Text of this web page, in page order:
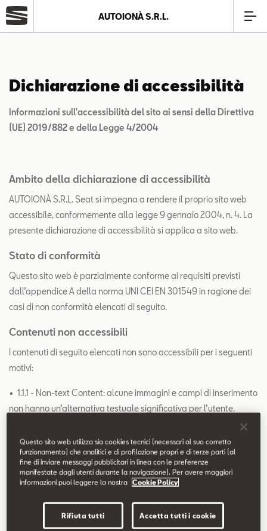
Modelli
Offerte
Business
SEAT Usato Certificato
Contatti
Configuratore
AUTOIONÀ S.R.L.
Dichiarazione di accessibilità
Informazioni sull'accessibilità del sito ai sensi della Direttiva
(UE) 2019/882 e della Legge 4/2004
Ambito della dichiarazione di accessibilità
AUTOIONÀ S.R.L. Seat si impegna a rendere il proprio sito web
accessibile, conformemente alla legge 9 gennaio 2004, n. 4. La
presente dichiarazione di accessibilità si applica a sito web.
Stato di conformità
Questo sito web è parzialmente conforme ai requisiti previsti
dall’appendice A della norma UNI CEI EN 301549 in ragione dei
casi di non conformità elencati di seguito.
Contenuti non accessibili
I contenuti di seguito elencati non sono accessibili per i seguenti
motivi:
• 1.1.1 - Non-text Content: alcune immagini e campi di inserimento
non hanno un’alternativa testuale significativa per l’utente.
• 1.3.1 - Info and Relationships: sono stati utilizzati ruoli o elementi
html in modo improprio, non ven- gono sempre rispettate le
relazioni tra elementi html.
• 1.3.2 - Meaningful Sequence: in alcuni casi, l’ordine di lettura
degli elementi non corrisponde all’ordine visivo degli stessi
all’interno della pagina.
Questo sito web utilizza sia cookies tecnici (necessari al suo corretto
funzionamento) che analitici e di profilazione propri e di terze parti (al
fine di inviare messaggi pubblicitari in linea con le preferenze
manifestate dagli utenti durante la navigazione). Per avere maggiori
informazioni puoi leggere la nostra
Cookie Policy
Rifiuta tutti Accetta tutti i cookie